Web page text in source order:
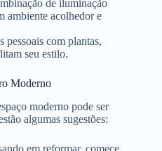
de iluminação
ambiente acolhedor e
pessoais com plantas,
seu estilo.
Moderno
moderno pode ser
algumas sugestões: